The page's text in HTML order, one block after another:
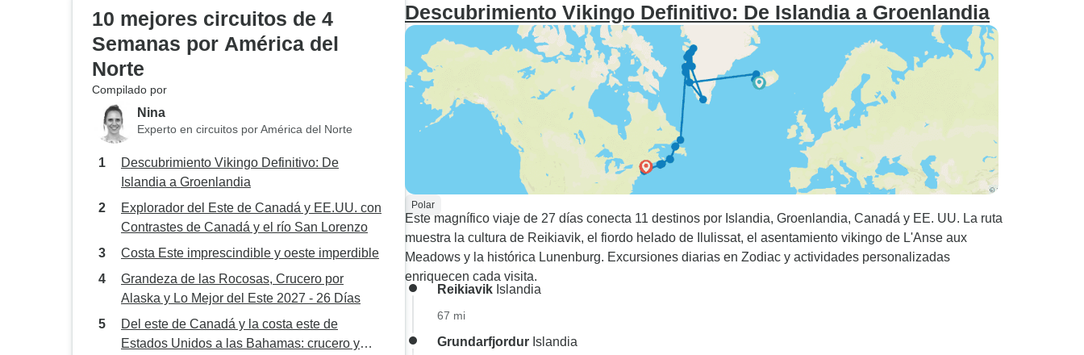
10 mejores circuitos de 4
Semanas por América del
Norte
Compilado por
Nina
Experto en circuitos por América del Norte
Descubrimiento Vikingo Definitivo: De
Islandia a Groenlandia
Explorador del Este de Canadá y EE.UU. con
Contrastes de Canadá y el río San Lorenzo
Costa Este imprescindible y oeste imperdible
Grandeza de las Rocosas, Crucero por
Alaska y Lo Mejor del Este 2027 - 26 Días
Del este de Canadá y la costa este de
Estados Unidos a las Bahamas: crucero y
Descubrimiento Vikingo Definitivo: De Islandia a Groenlandia
Polar
Este magnífico viaje de 27 días conecta 11 destinos por Islandia, Groenlandia, Canadá y EE. UU. La ruta
muestra la cultura de Reikiavik, el fiordo helado de Ilulissat, el asentamiento vikingo de L'Anse aux
Meadows y la histórica Lunenburg. Excursiones diarias en Zodiac y actividades personalizadas
enriquecen cada visita.
Reikiavik Islandia
67 mi
Grundarfjordur Islandia